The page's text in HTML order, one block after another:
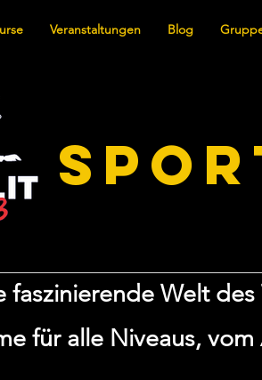
Veranstaltungen Blog
faszinierende Welt
für alle Niveaus, vom